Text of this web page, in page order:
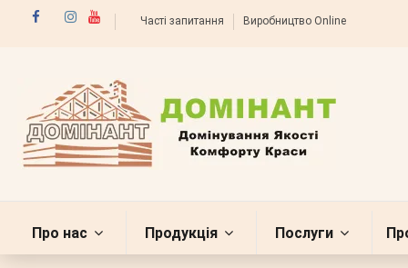
Часті запитання Виробництво Online
Про нас Продукція Послуги